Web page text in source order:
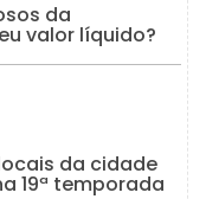
da
valor líquido?
da cidade
19ª temporada